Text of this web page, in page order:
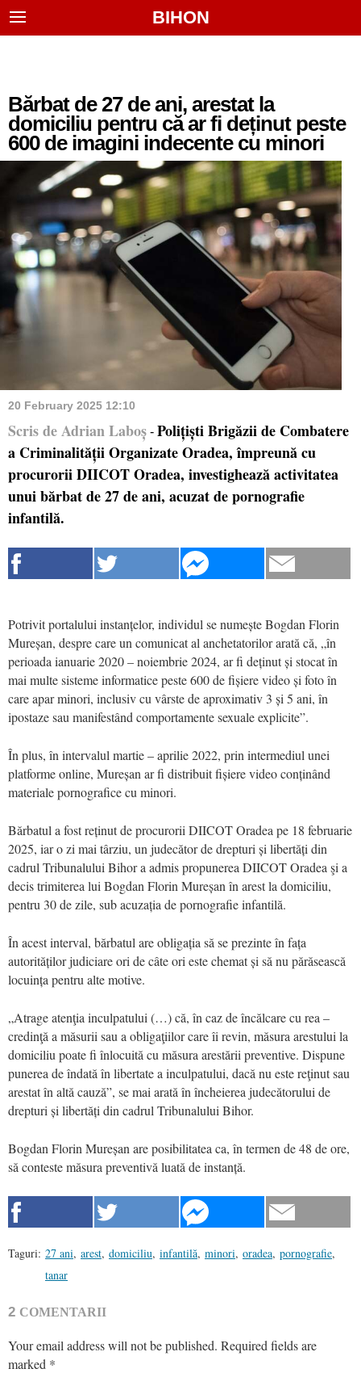
BIHON
Bărbat de 27 de ani, arestat la
domiciliu pentru că ar fi deținut peste
600 de imagini indecente cu minori
20 February 2025 12:10
Scris de Adrian Laboș - Polițiști Brigăzii de Combatere
a Criminalității Organizate Oradea, împreună cu
procurorii DIICOT Oradea, investighează activitatea
unui bărbat de 27 de ani, acuzat de pornografie
infantilă.
Potrivit portalului instanțelor, individul se numește Bogdan Florin
Mureșan, despre care un comunicat al anchetatorilor arată că, „în
perioada ianuarie 2020 – noiembrie 2024, ar fi deținut și stocat în
mai multe sisteme informatice peste 600 de fișiere video și foto în
care apar minori, inclusiv cu vârste de aproximativ 3 și 5 ani, în
ipostaze sau manifestând comportamente sexuale explicite”.
În plus, în intervalul martie – aprilie 2022, prin intermediul unei
platforme online, Mureșan ar fi distribuit fișiere video conținând
materiale pornografice cu minori.
Bărbatul a fost reținut de procurorii DIICOT Oradea pe 18 februarie
2025, iar o zi mai târziu, un judecător de drepturi și libertăți din
cadrul Tribunalului Bihor a admis propunerea DIICOT Oradea şi a
decis trimiterea lui Bogdan Florin Mureșan în arest la domiciliu,
pentru 30 de zile, sub acuzația de pornografie infantilă.
În acest interval, bărbatul are obligația să se prezinte în fața
autorităților judiciare ori de câte ori este chemat și să nu părăsească
locuința pentru alte motive.
„Atrage atenţia inculpatului (…) că, în caz de încălcare cu rea –
credinţă a măsurii sau a obligaţiilor care îi revin, măsura arestului la
domiciliu poate fi înlocuită cu măsura arestării preventive. Dispune
punerea de îndată în libertate a inculpatului, dacă nu este reţinut sau
arestat în altă cauză”, se mai arată în încheierea judecătorului de
drepturi și libertăți din cadrul Tribunalului Bihor.
Bogdan Florin Mureșan are posibilitatea ca, în termen de 48 de ore,
să conteste măsura preventivă luată de instanță.
Taguri: 27 ani, arest, domiciliu, infantilă, minori, oradea, pornografie,
tanar
2 COMENTARII
Your email address will not be published. Required fields are
marked *